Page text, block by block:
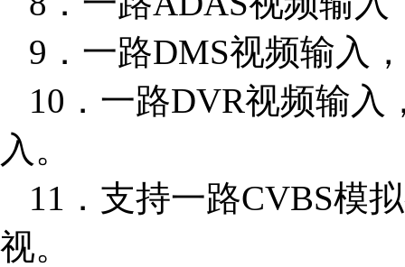
9．一路DMS视频输入
10．一路DVR视频输
入。
11．支持一路CVBS模
视。